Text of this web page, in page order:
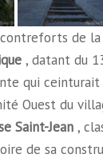
de
, datant du
qui ceinturait
Ouest du
Saint-Jean ,
de sa